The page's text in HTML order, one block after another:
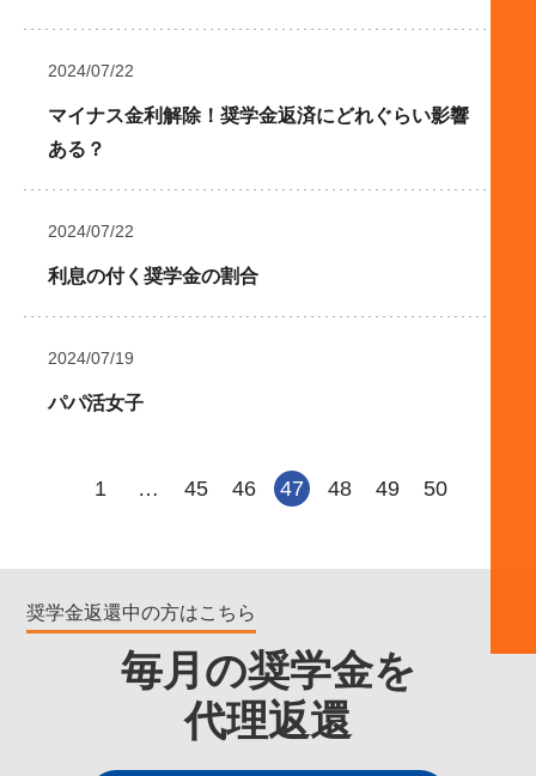
2024/07/22
マイナス金利解除！奨学金返済にどれぐらい影響
ある？
2024/07/22
利息の付く奨学金の割合
2024/07/19
パパ活女子
1 … 45 46 47 48 49 50
奨学金返還中の方はこちら
毎月の奨学金を
代理返還